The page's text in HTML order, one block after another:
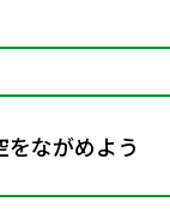
ながめよう